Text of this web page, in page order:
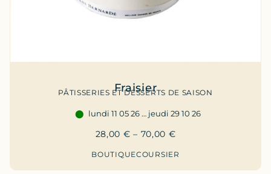
Fraisier
PÂTISSERIES ET DESSERTS DE SAISON
lundi 11 05 26 … jeudi 29 10 26
28,00 € – 70,00 €
BOUTIQUECOURSIER